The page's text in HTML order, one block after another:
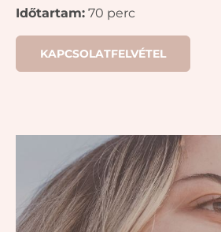
Időtartam: 70 perc
KAPCSOLATFELVÉTEL